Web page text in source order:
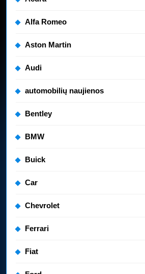
Alfa Romeo
Aston Martin
Audi
automobilių naujienos
Bentley
BMW
Buick
Car
Chevrolet
Ferrari
Fiat